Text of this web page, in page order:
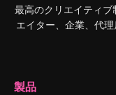
最高のクリエイティ
エイター、企業、代
製品